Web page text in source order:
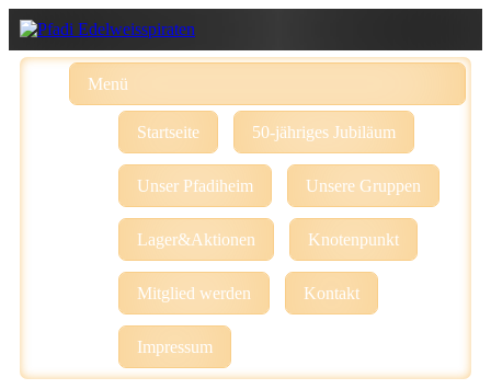
Menü
Startseite 50-jähriges Jubiläum
Unser Pfadiheim Unsere Gruppen
Lager&Aktionen Knotenpunkt
Mitglied werden Kontakt
Impressum